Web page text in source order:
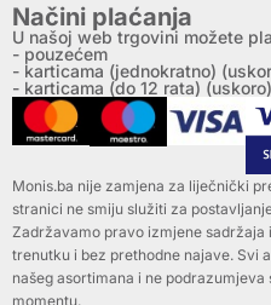
Načini plaćanja
U našoj web trgovini možete
- pouzećem
- karticama (jednokratno)
- karticama (do 12 rata) (uskoro)
Monis.ba nije zamjena za liječnički
stranici ne smiju služiti za
Zadržavamo pravo izmjene sadržaja
trenutku i bez prethodne najave. Svi
našeg asortimana i ne podrazumjeva
momentu.